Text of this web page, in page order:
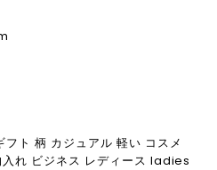
ト 柄 カジュアル 軽い コスメ
れ ビジネス レディース ladies